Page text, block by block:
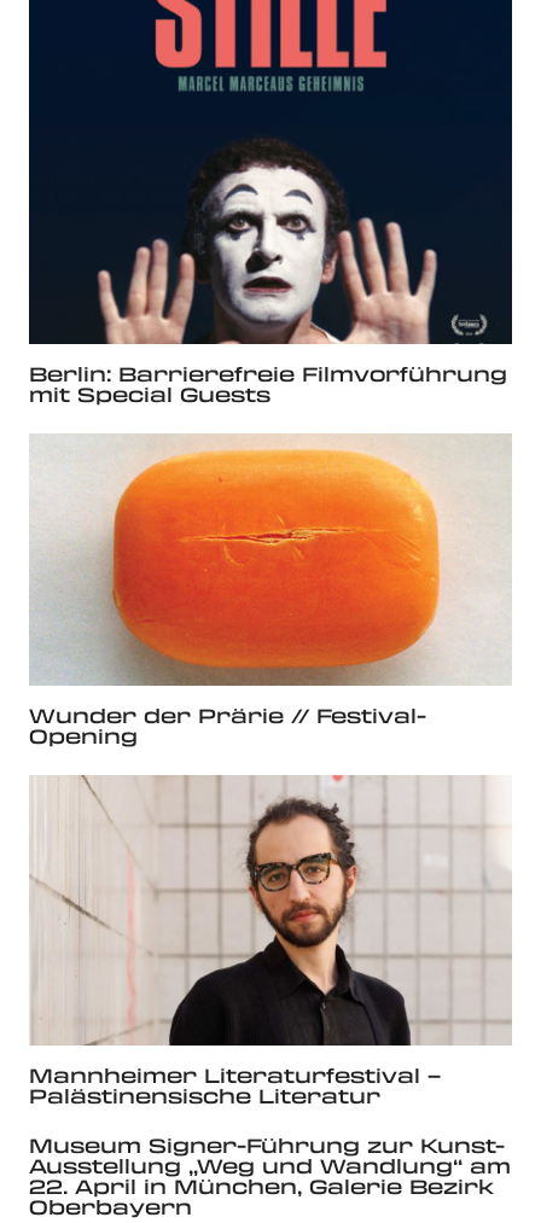
Berlin: Barrierefreie Filmvorführung
mit Special Guests
Wunder der Prärie // Festival-
Opening
Mannheimer Literaturfestival –
Palästinensische Literatur
Museum Signer-Führung zur Kunst-
Ausstellung „Weg und Wandlung“ am
22. April in München, Galerie Bezirk
Oberbayern